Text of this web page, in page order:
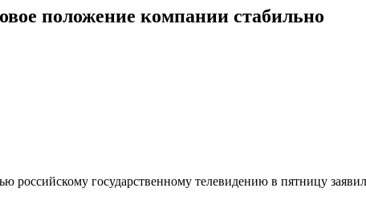
положение компании стабильно
государственному телевидению в пятницу